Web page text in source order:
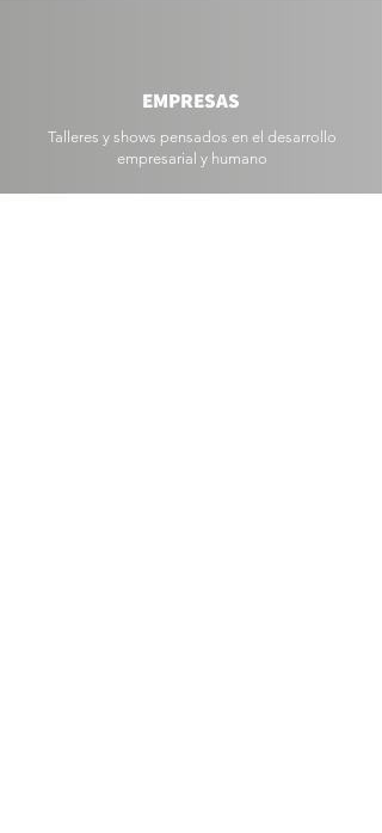
EMPRESAS
Talleres y shows pensados en el desarrollo
empresarial y humano